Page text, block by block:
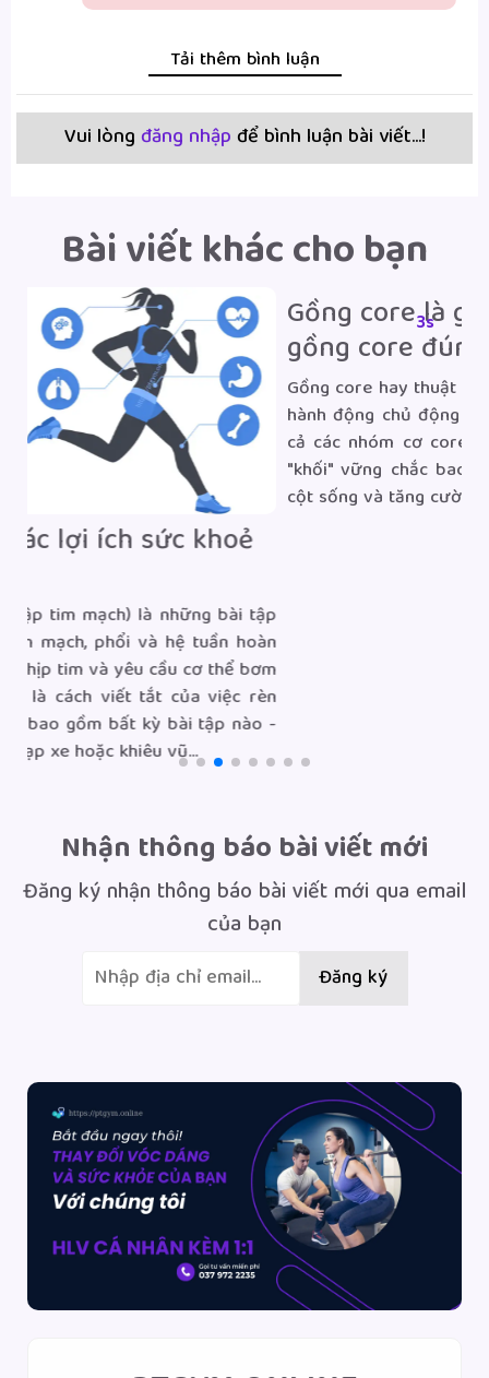
Tải thêm bình luận
Vui lòngđăng nhậpđể bình luận bài viết...!
Bài viết khác cho bạn
Gồng core là gì? Hướng dẫn cách
Gồng core hay thuật ngữ chuyên môn là "Bracing", là
hành động chủ động siết và kích hoạt đồng thời tất
cả các nhóm cơ core đã kể trên để tạo thành một
"khối" vững chắc bao quanh cột sống giúp ổn định
cột sống và tăng cường sức mạnh...
2s
Nhận thông báo bài viết mới
Đăng ký nhận thông báo bài viết mới qua email
của bạn